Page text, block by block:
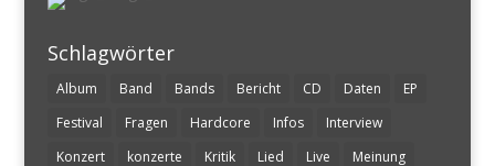
Schlagwörter
Album Band Bands Bericht CD Daten
EP
Festival
Fragen Hardcore Infos
Interview
Konzert
konzerte Kritik Lied Live Meinung